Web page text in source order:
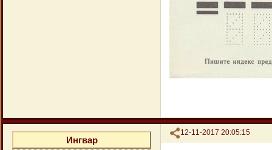
Поделиться
12-11-2017 20:05:15
Ингвар